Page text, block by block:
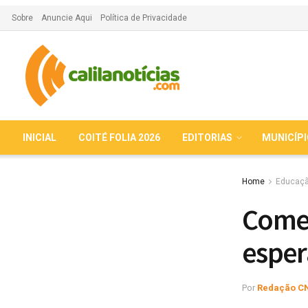
Sobre Anuncie Aqui Política de Privacidade
INICIAL COITÉ FOLIA 2026 EDITORIAS
Home
Por Redação